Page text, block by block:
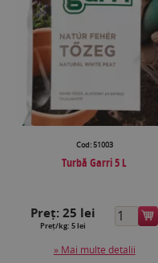
Cod: 51003
Turbă Garri 5 L
Preț:25 lei
Preț/kg: 5 lei
» Mai multe detalii